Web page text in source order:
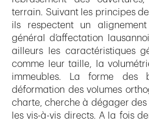
terrain. Suivant les principes
ils respectent un
général d’affectation
ailleurs les caractéristiques
comme leur taille, la
immeubles. La forme des
déformation des volumes
charte, cherche à dégager des
les vis-à-vis directs. A la fois